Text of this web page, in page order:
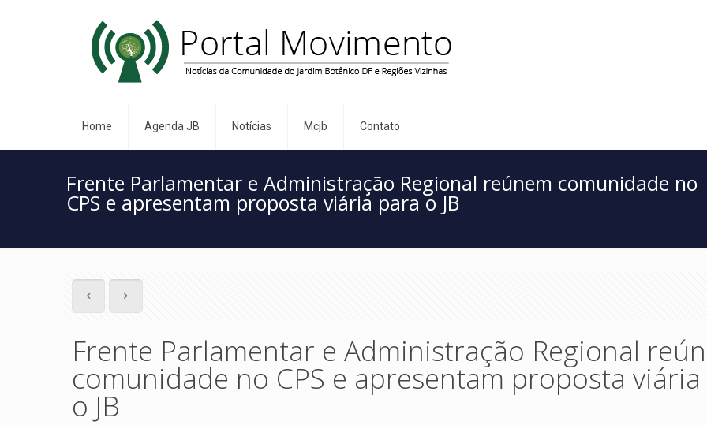
Home Agenda JB Notícias Mcjb Contato
Frente Parlamentar e Administração Regional reúnem comunidade no
CPS e apresentam proposta viária para o JB
Frente Parlamentar e Administração Regional
comunidade no CPS e apresentam proposta
o JB